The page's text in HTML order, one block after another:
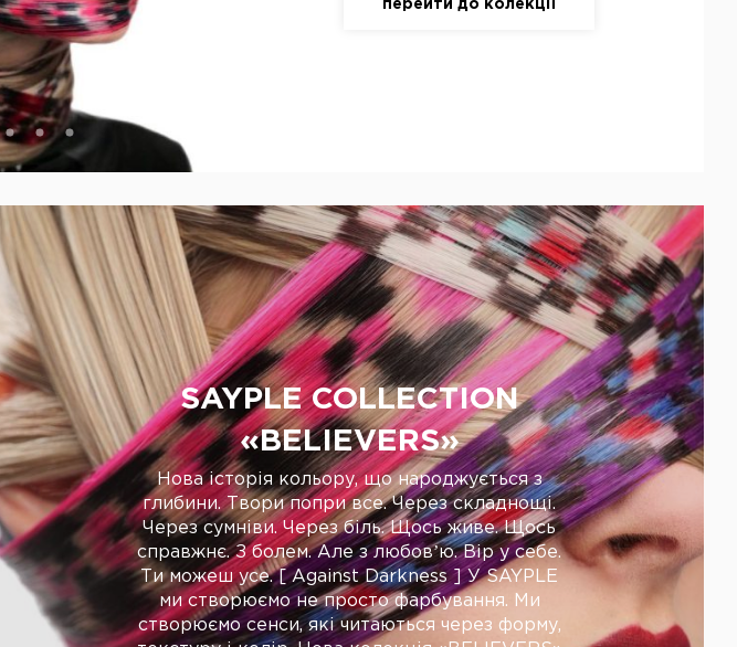
перейти до колекції
SAYPLE COLLECTION
«BELIEVERS»
Нова історія кольору, що народжується з
глибини. Твори попри все. Через складнощі.
Через сумніви. Через біль. Щось живе. Щось
справжнє. З болем. Але з любовʼю. Вір у себе.
Ти можеш усе. [ Against Darkness ] У SAYPLE
ми створюємо не просто фарбування. Ми
створюємо сенси, які читаються через форму,